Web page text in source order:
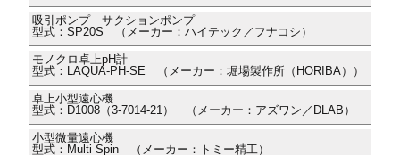
吸引ポンプ サクションポンプ
型式：SP20S （メーカー：ハイテック／フナコシ）
モノクロ卓上pH計
型式：LAQUA-PH-SE （メーカー：堀場製作所（HORIBA））
卓上小型遠心機
型式：D1008（3-7014-21） （メーカー：アズワン／DLAB）
小型微量遠心機
型式：Multi Spin （メーカー：トミー精工）